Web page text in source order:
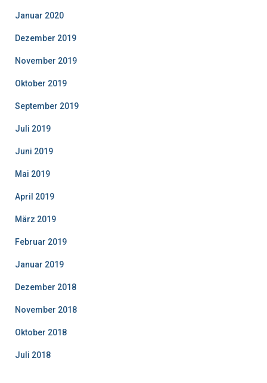
Januar 2020
Dezember 2019
November 2019
Oktober 2019
September 2019
Juli 2019
Juni 2019
Mai 2019
April 2019
März 2019
Februar 2019
Januar 2019
Dezember 2018
November 2018
Oktober 2018
Juli 2018